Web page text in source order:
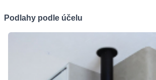
Podlahy podle účelu